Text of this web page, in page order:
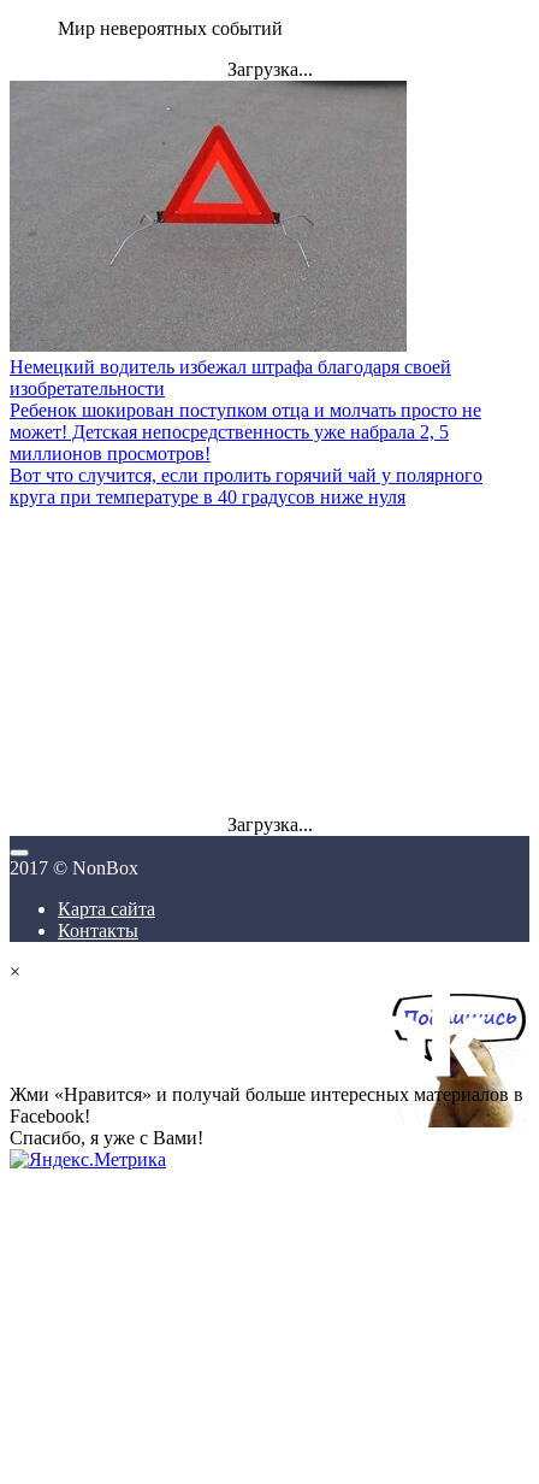
Мир невероятных событий
Загрузка...
Немецкий водитель избежал штрафа благодаря своей
изобретательности
Ребенок шокирован поступком отца и молчать просто не
может! Детская непосредственность уже набрала 2, 5
миллионов просмотров!
Вот что случится, если пролить горячий чай у полярного
круга при температуре в 40 градусов ниже нуля
Загрузка...
2017 © NonBox
Карта сайта
Контакты
×
Жми «Нравится» и получай больше интересных материалов в
Facebook!
Спасибо, я уже с Вами!